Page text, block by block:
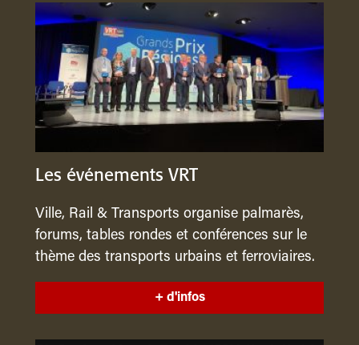
Les événements VRT
Ville, Rail & Transports organise palmarès,
forums, tables rondes et conférences sur le
thème des transports urbains et ferroviaires.
+ d'infos